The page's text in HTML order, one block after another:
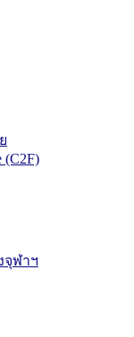
(C2F)
ฬาฯ